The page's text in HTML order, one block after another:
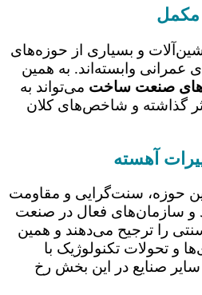
و بسیاری از حوزه‌های
عمرانی وابسته‌اند. به همین
های صنعت ساخت می‌تواند به
گذاشته و شاخص‌های کلان
حوزه، سنت‌گرایی و مقاومت
و سازمان‌های فعال در صنعت
را ترجیح می‌دهند و همین
و تحولات تکنولوژیک با
صنایع در این بخش رخ